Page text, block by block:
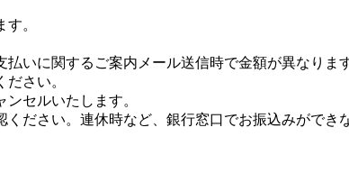
。
いに関するご案内メール送信時で金額が異なります
さい。
セルいたします。
ださい。連休時など、銀行窓口でお振込みができ